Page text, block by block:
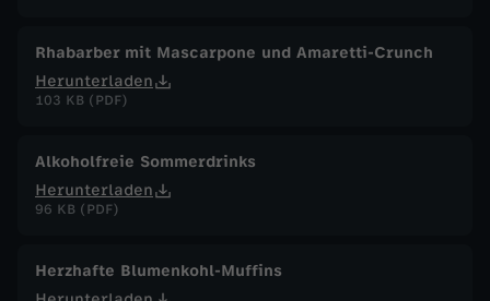
Rhabarber mit Mascarpone und Amaretti-Crunch
Herunterladen
103 KB (PDF)
Alkoholfreie Sommerdrinks
Herunterladen
96 KB (PDF)
Herzhafte Blumenkohl-Muffins